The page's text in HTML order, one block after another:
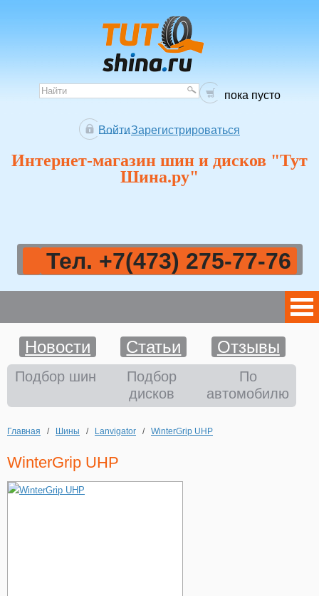
пока пусто
Зарегистрироваться
Войти
Интернет-магазин шин и дисков "Тут
Шина.ру"
Тел. +7(473) 275-77-76
Шины
Диски
Аккумуляторы
Аксессуары
Новости Статьи Отзывы
Подбор шин
Подбор
дисков
По
автомобилю
Главная / Шины / Lanvigator / WinterGrip UHP
WinterGrip UHP